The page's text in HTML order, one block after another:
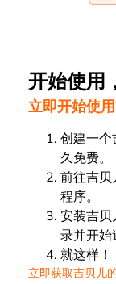
开始使用
立即开始使
创建一个
久免费。
前往吉贝
程序。
安装吉贝
录并开始
就这样！
立即获取吉贝儿